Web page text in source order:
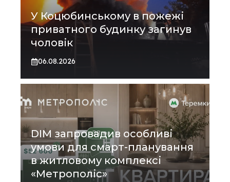
У Коцюбинському в пожежі
приватного будинку загинув
чоловік
06.08.2026
DIM запровадив особливі
умови для смарт-планування
в житловому комплексі
«Метрополіс»